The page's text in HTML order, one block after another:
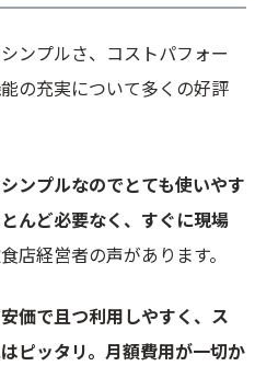
と向いている業種
徴と向いている業種
徴と向いている業種
向いている業種
際に使ってみた感想
感想
ンプルさ、コストパフォー
の充実について多くの好評
ンプルなのでとても使いやす
んど必要なく、すぐに現場
店経営者の声があります。
安価で且つ利用しやすく、ス
ピッタリ。月額費用が一切か